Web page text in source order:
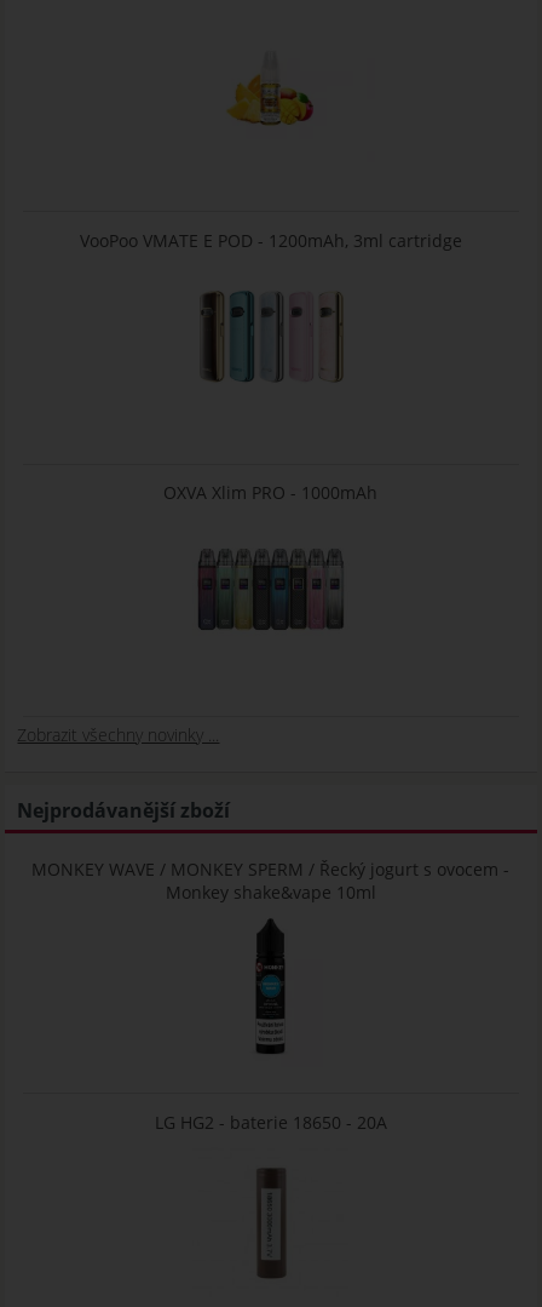
VooPoo VMATE E POD - 1200mAh, 3ml cartridge
OXVA Xlim PRO - 1000mAh
Zobrazit všechny novinky ...
Nejprodávanější zboží
MONKEY WAVE / MONKEY SPERM / Řecký jogurt s ovocem -
Monkey shake&vape 10ml
LG HG2 - baterie 18650 - 20A